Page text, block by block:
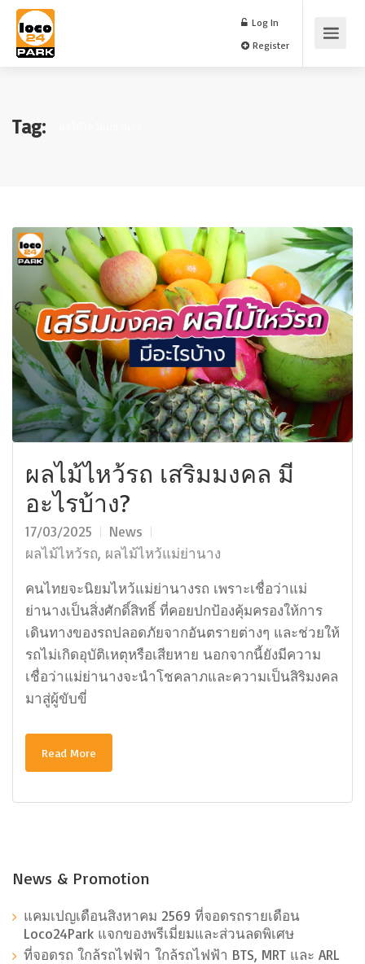
Log In
Tag:
ผลไม้ไหว้รถ เสริมมงคล มี
อะไรบ้าง?
17/03/2025
News
ผลไม้ไหว้รถ, ผลไม้ไหว้แม่ย่านาง
คนไทยจะนิยมไหว้แม่ย่านางรถ เพราะเชื่อว่าแม่
ย่านางเป็นสิ่งศักดิ์สิทธิ์ ที่คอยปกป้องคุ้มครองให้การ
เดินทางของรถปลอดภัยจากอันตรายต่างๆ และช่วยให้
รถไม่เกิดอุบัติเหตุหรือเสียหาย นอกจากนี้ยังมีความ
เชื่อว่าแม่ย่านางจะนำโชคลาภและความเป็นสิริมงคล
มาสู่ผู้ขับขี่
Read More
News & Promotion
แคมเปญเดือนสิงหาคม 2569 ที่จอดรถรายเดือน
Loco24Park แจกของพรีเมี่ยมและส่วนลดพิเศษ
ที่จอดรถ ใกล้รถไฟฟ้า ใกล้รถไฟฟ้า BTS, MRT และ ARL